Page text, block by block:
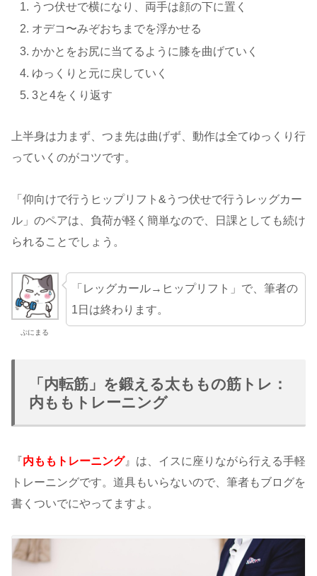
うつ伏せで横になり、両手は顔の下に置く
オデコ〜みぞおちまでを浮かせる
かかとをお尻に当てるように膝を曲げていく
ゆっくりと元に戻していく
3と4をくり返す
上半身は力まず、つま先は曲げず、動作は全てゆっくり行
っていくのがコツです。
「仰向けで行うヒップリフト&うつ伏せで行うレッグカー
ル」のペアは、負荷が軽く簡単なので、日課としても続け
られることでしょう。
ぷにまる
「レッグカール→ヒップリフト」で、筆者の
1日は終わります。
「内転筋」を鍛える太ももの筋トレ：
内ももトレーニング
『内ももトレーニング』は、イスに座りながら行える手軽
トレーニングです。道具もいらないので、筆者もブログを
書くついでにやってますよ。